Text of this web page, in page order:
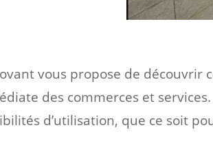
vous propose de découvrir
des commerces et
d’utilisation, que ce soit